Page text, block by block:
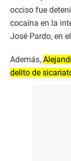
occiso fue
cocaína en la
José Pardo, en
Además,
delito de